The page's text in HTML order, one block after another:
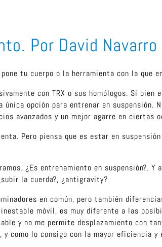
Por David Navarro
tu cuerpo o la herramienta con la que
con TRX o sus homólogos. Si bien
opción para entrenar en suspensión.
avanzados y un mejor agarre en ciertas
Pero piensa que es estar en
¿Es entrenamiento en suspensión?. Y
la cuerda?, ¿antigravity?
en común, pero también
móvil, es muy diferente a las
y no me permite desplazamiento con
y como lo consigo con la mayor eficiencia